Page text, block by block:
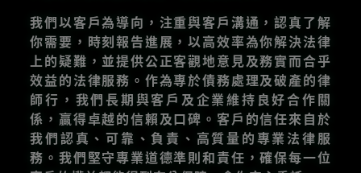
我們以客戶為導向，注重與客戶溝通，認真了解
你需要，時刻報告進展，以高效率為你解決法律
上的疑難，並提供公正客觀地意見及務實而合乎
效益的法律服務。作為專於債務處理及破產的律
師行，我們長期與客戶及企業維持良好合作關
係，贏得卓越的信賴及口碑。客戶的信任來自於
我們認真、可靠、負責、高質量的專業法律服
務。我們堅守專業道德準則和責任，確保每一位